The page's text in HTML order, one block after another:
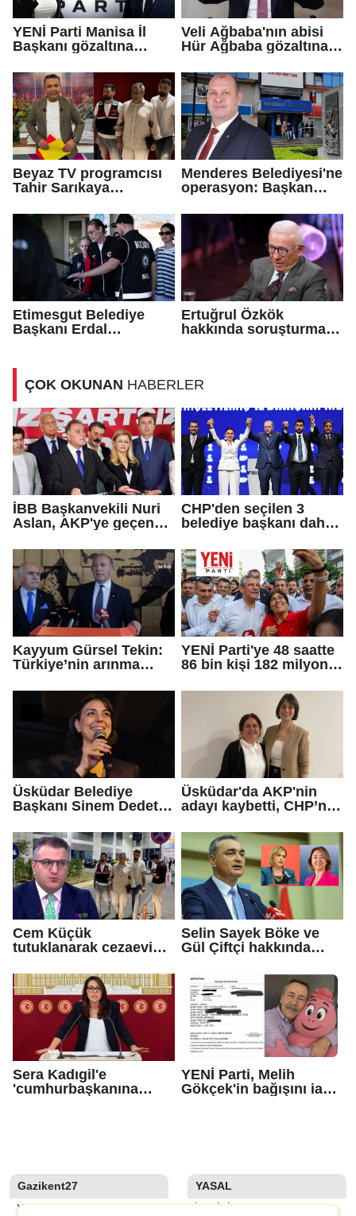
YENİ Parti Manisa İl
Başkanı gözaltına
Veli Ağbaba'nın abisi
Hür Ağbaba gözaltına
Beyaz TV programcısı
Tahir Sarıkaya
Menderes Belediyesi'ne
operasyon: Başkan
alındı!
Etimesgut Belediye
Başkanı Erdal
Ertuğrul Özkök
hakkında soruşturma
ÇOK OKUNAN HABERLER
İBB Başkanvekili Nuri
Aslan, AKP'ye geçen
iddialarına yanıt verdi
CHP'den seçilen 3
belediye başkanı daha
Kayyum Gürsel Tekin:
Türkiye’nin arınma
geldiniz...
YENİ Parti'ye 48 saatte
86 bin kişi 182 milyon
Üsküdar Belediye
Başkanı Sinem Dedetaş
Üsküdar'da AKP'nin
adayı kaybetti, CHP’nin
Çetinkaya Başkan
Vekili seçildi
Cem Küçük
tutuklanarak cezaevine
Selin Sayek Böke ve
Gül Çiftçi hakkında
başlatılacak
Sera Kadıgil'e
'cumhurbaşkanına
YENİ Parti, Melih
Gökçek'in bağışını iade
Gazikent27
YAZARLAR
YASAL
İLETIŞIM